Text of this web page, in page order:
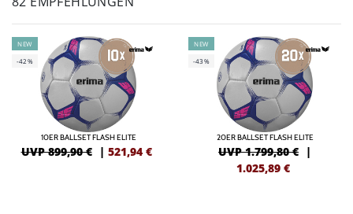
NEW
-42%
10ER BALLSET FLASH ELITE
UVP 899,90 € | 521,94 €
NEW
-43%
20ER BALLSET FLASH ELITE
UVP 1.799,80 € |
1.025,89 €